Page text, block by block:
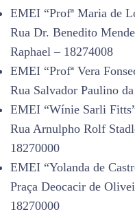
EMEI “Profª Maria de
Rua Dr. Benedito
Raphael – 18274008
EMEI “Profª Vera
Rua Salvador Paulino
EMEI “Wínie Sarli
Rua Arnulpho Rolf
18270000
EMEI “Yolanda de
Praça Deocacir de
18270000